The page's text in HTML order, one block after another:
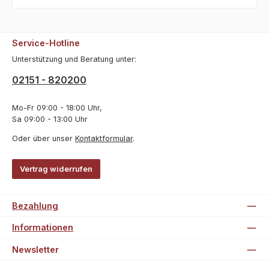
Service-Hotline
Unterstützung und Beratung unter:
02151 - 820200
Mo-Fr 09:00 - 18:00 Uhr,
Sa 09:00 - 13:00 Uhr
Oder über unser Kontaktformular.
Vertrag widerrufen
Bezahlung
Informationen
Newsletter